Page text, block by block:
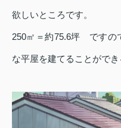
欲しいところです。
250㎡＝約75.6坪 ですの
な平屋を建てることができ